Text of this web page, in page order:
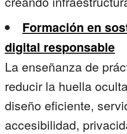
Formación en
digital responsable
La enseñanza de
reducir la huella
diseño eficiente,
accesibilidad,